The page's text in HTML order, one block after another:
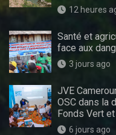
12 heures
Santé et
face aux
3 jours ago
JVE
OSC dans la
Fonds Vert
6 jours ago